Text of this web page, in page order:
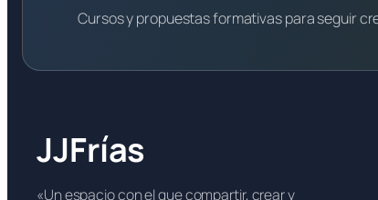
Cursos y propuestas formativas para seguir
JJFrías
«Un espacio con el que compartir, crear y